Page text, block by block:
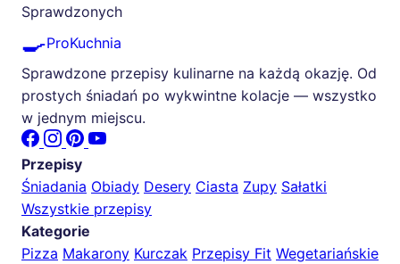
Sprawdzonych
🍳ProKuchnia
Sprawdzone przepisy kulinarne na każdą okazję. Od
prostych śniadań po wykwintne kolacje — wszystko
w jednym miejscu.
Przepisy
Śniadania Obiady Desery Ciasta Zupy Sałatki
Wszystkie przepisy
Kategorie
Pizza Makarony Kurczak Przepisy Fit Wegetariańskie